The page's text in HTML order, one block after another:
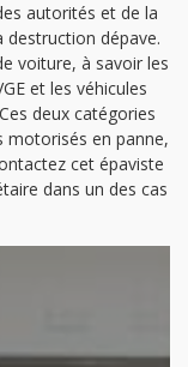
autorités et de la
destruction dépave.
voiture, à savoir les
et les véhicules
deux catégories
en panne,
cet épaviste
dans un des cas